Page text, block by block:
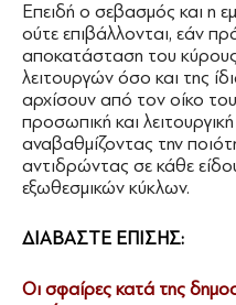
Επειδή ο σεβασμός και η
ούτε επιβάλλονται, εάν
αποκατάσταση του
λειτουργών όσο και της
αρχίσουν από τον οίκο
προσωπική και
αναβαθμίζοντας την
αντιδρώντας σε κάθε
εξωθεσμικών κύκλων.
ΔΙΑΒΑΣΤΕ ΕΠΙΣΗΣ:
Οι σφαίρες κατά της